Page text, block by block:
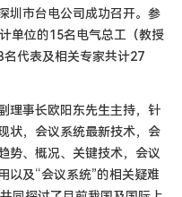
圳市台电公司成功召开。参
单位的15名电气总工（教授
代表及相关专家共计27
理事长欧阳东先生主持，针
状，会议系统最新技术，会
势、概况、关键技术，会议
以及“会议系统”的相关疑难